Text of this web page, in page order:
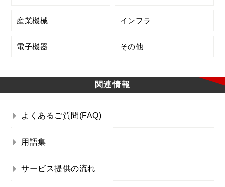
産業機械 インフラ
電子機器 その他
関連情報
よくあるご質問(FAQ)
用語集
サービス提供の流れ